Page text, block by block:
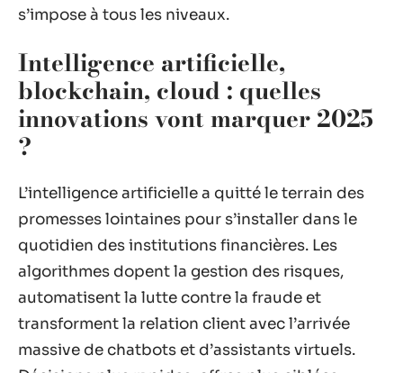
s’impose à tous les niveaux.
Intelligence artificielle,
blockchain, cloud : quelles
innovations vont marquer 2025
?
L’intelligence artificielle a quitté le terrain des
promesses lointaines pour s’installer dans le
quotidien des institutions financières. Les
algorithmes dopent la gestion des risques,
automatisent la lutte contre la fraude et
transforment la relation client avec l’arrivée
massive de chatbots et d’assistants virtuels.